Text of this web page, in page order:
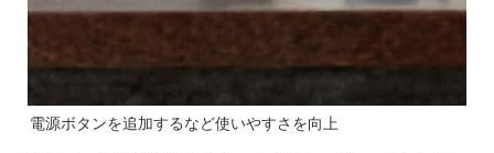
電源ボタンを追加するなど使いやすさを向上